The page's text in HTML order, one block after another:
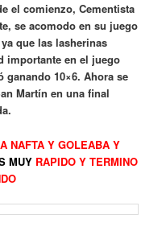
el comienzo, Cementista
se acomodo en su juego
que las lasherinas
importante en el juego
10×6. Ahora se
Martín en una final
NAFTA Y GOLEABA Y
MUY RAPIDO Y TERMINO